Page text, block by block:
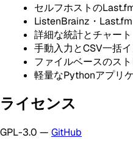
セルフホストの
ListenBrainz・
詳細な統計とチャート
手動入力とCSV一括
ファイルベースのス
軽量なPythonアプリ
ライセンス
GPL-3.0 — GitHub